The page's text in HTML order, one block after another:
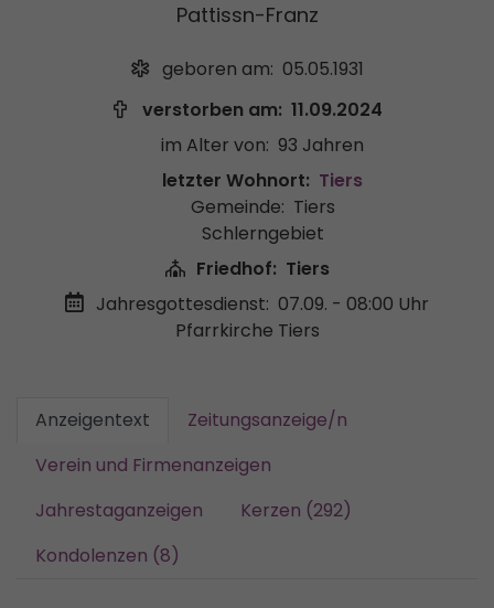
Pattissn-Franz
geboren am: 05.05.1931
verstorben am: 11.09.2024
im Alter von: 93 Jahren
letzter Wohnort: Tiers
Gemeinde: Tiers
Schlerngebiet
Friedhof: Tiers
Jahresgottesdienst: 07.09. - 08:00 Uhr
Pfarrkirche Tiers
Anzeigentext
Zeitungsanzeige/n
Verein und Firmenanzeigen
Jahrestaganzeigen
Kerzen (292)
Kondolenzen (8)